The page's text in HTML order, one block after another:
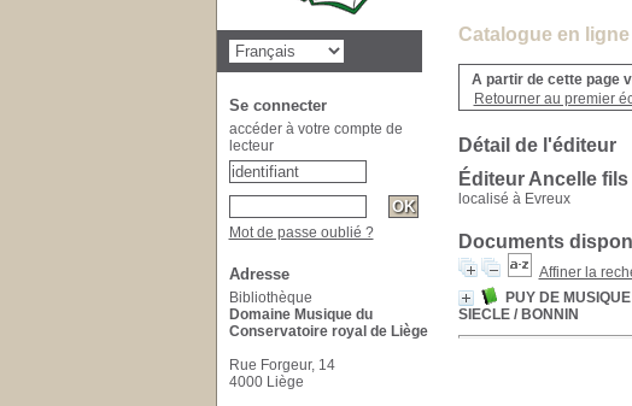
Catalogue en
A partir de cette page
Retourner au premier
Détail de l'éditeur
Éditeur Ancelle fils
localisé à Evreux
Documents
Affiner la
PUY DE
SIECLE/ BONNIN
Se connecter
accéder à votre compte de
lecteur
Mot de passe oublié ?
Adresse
Bibliothèque
Domaine Musique du
Conservatoire royal de Liège
Rue Forgeur, 14
4000 Liège